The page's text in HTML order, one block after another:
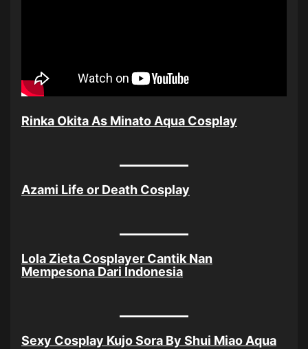
Rinka Okita As Minato Aqua Cosplay
Azami Life or Death Cosplay
Lola Zieta Cosplayer Cantik Nan
Mempesona Dari Indonesia
Sexy Cosplay Kujo Sora By Shui Miao Aqua